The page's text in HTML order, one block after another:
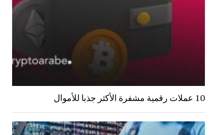
10 عملات رقمية مشفرة الأكثر جذبا للأموال